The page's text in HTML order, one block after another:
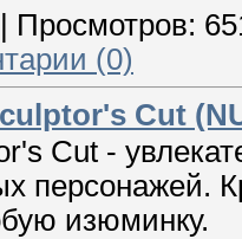
| Просмотров:
(0)
Cut
Cut -
персонажей.
изюминку.